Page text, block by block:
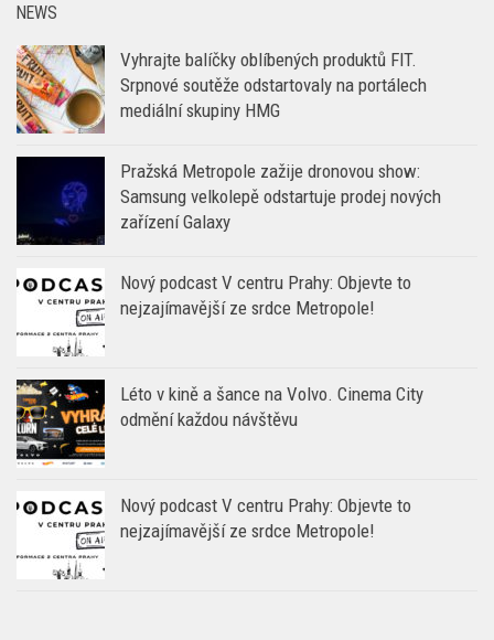
NEWS
Vyhrajte balíčky oblíbených produktů FIT.
Srpnové soutěže odstartovaly na portálech
mediální skupiny HMG
Pražská Metropole zažije dronovou show:
Samsung velkolepě odstartuje prodej nových
zařízení Galaxy
Nový podcast V centru Prahy: Objevte to
nejzajímavější ze srdce Metropole!
Léto v kině a šance na Volvo. Cinema City
odmění každou návštěvu
Nový podcast V centru Prahy: Objevte to
nejzajímavější ze srdce Metropole!